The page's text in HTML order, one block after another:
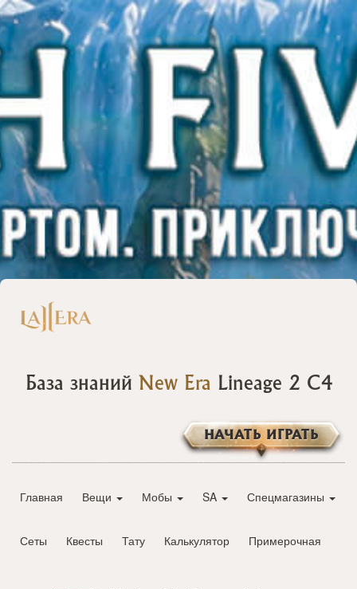
База знаний New Era Lineage 2 C4
НАЧАТЬ ИГРАТЬ
Главная Вещи Мобы SA Спецмагазины
Сеты Квесты Тату Калькулятор Примерочная